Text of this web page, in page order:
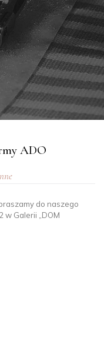
ADO
do naszego
w Galerii „DOM